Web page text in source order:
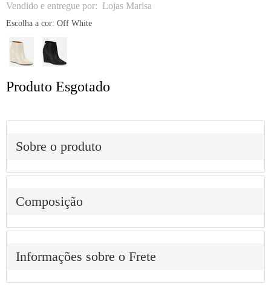
Vendido e entregue por: Lojas Marisa
Escolha a cor: Off White
Produto Esgotado
Sobre o produto
Composição
Informações sobre o Frete